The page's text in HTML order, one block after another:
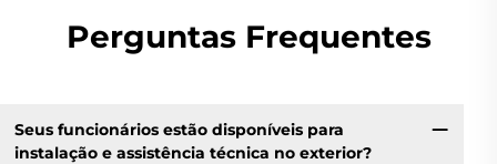
Perguntas Frequentes
Seus funcionários estão disponíveis para
instalação e assistência técnica no exterior?